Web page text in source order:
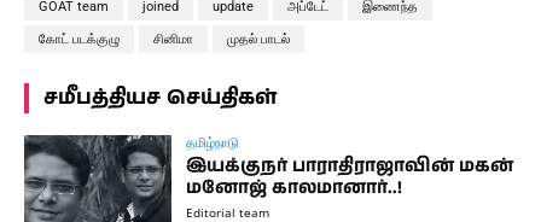
GOAT team joined update அப்டேட் இணைந்த
கோட் படக்குழு சினிமா முதல் பாடல்
சமீபத்தியச செய்திகள்
தமிழ்நாடு
இயக்குநர் பாராதிராஜாவின் மகன்
மனோஜ் காலமானார்..!
Editorial team